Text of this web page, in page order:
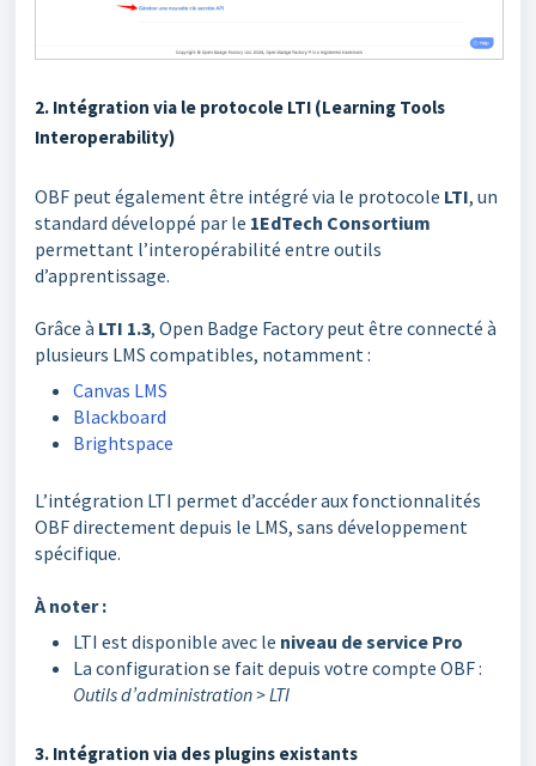
2. Intégration via le protocole LTI (Learning Tools
Interoperability)
OBF peut également être intégré via le protocole LTI, un
standard développé par le 1EdTech Consortium
permettant l’interopérabilité entre outils
d’apprentissage.
Grâce à LTI 1.3, Open Badge Factory peut être connecté à
plusieurs LMS compatibles, notamment :
Canvas LMS
Blackboard
Brightspace
L’intégration LTI permet d’accéder aux fonctionnalités
OBF directement depuis le LMS, sans développement
spécifique.
À noter :
LTI est disponible avec le niveau de service Pro
La configuration se fait depuis votre compte OBF :
Outils d’administration > LTI
3. Intégration via des plugins existants